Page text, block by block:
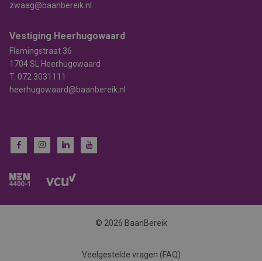
zwaag@baanbereik.nl
Vestiging Heerhugowaard
Flemingstraat 36
1704 SL Heerhugowaard
T. 072 3031111
heerhugowaard@baanbereik.nl
© 2026 BaanBereik
Veelgestelde vragen (FAQ)